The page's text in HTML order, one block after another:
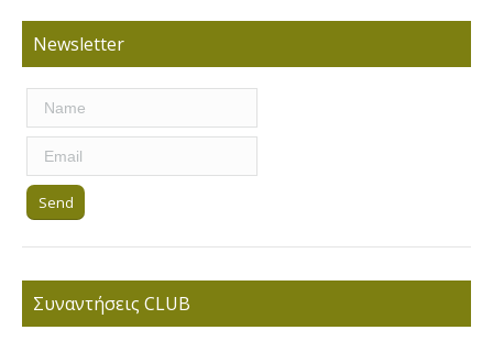
Newsletter
Συναντήσεις CLUB